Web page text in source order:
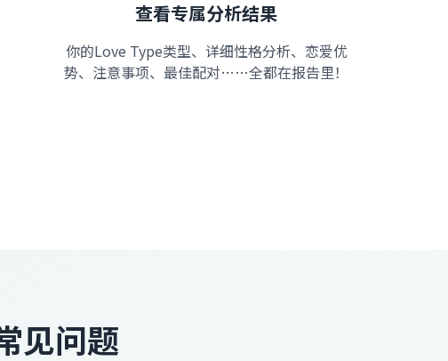
查看专属分析结果
你的Love Type类型、详细性格分析、恋爱优
势、注意事项、最佳配对……全都在报告里！
见问题